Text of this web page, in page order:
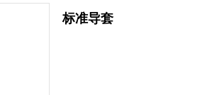
标准导套